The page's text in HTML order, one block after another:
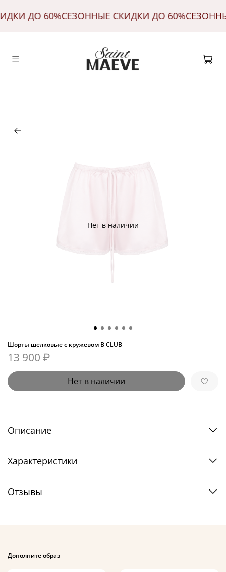
ДО 60%СЕЗОННЫЕ СКИДКИ ДО 60%
Нет в наличии
Шорты шелковые с кружевом B CLUB
13 900 ₽
Нет в наличии
Описание
Характеристики
Отзывы
Дополните образ